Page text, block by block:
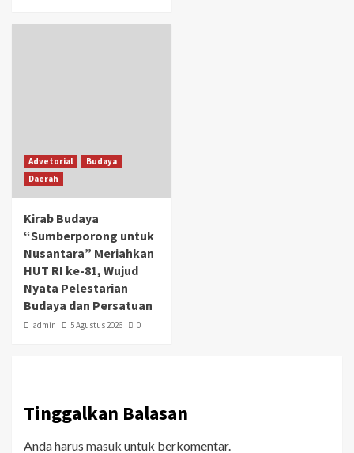
Advetorial
Budaya
Daerah
Kirab Budaya
“Sumberporong untuk
Nusantara” Meriahkan
HUT RI ke-81, Wujud
Nyata Pelestarian
Budaya dan Persatuan
admin 5 Agustus 2026 0
Tinggalkan Balasan
Anda harus masuk untuk berkomentar.